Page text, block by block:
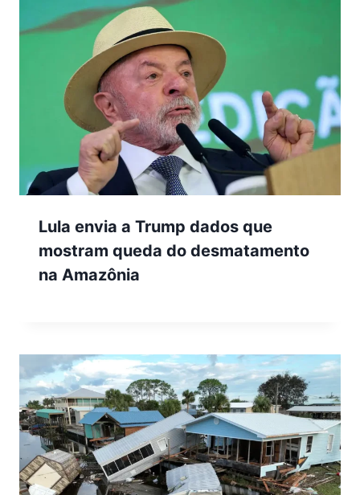
Lula envia a Trump dados que
mostram queda do desmatamento
na Amazônia